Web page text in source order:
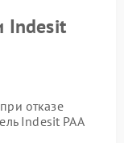
Indesit
отказе
Indesit PAA